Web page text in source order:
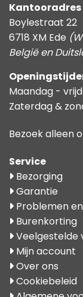
Kantooradres
Boylestraat 22
6718 XM Ede
België en
Maandag -
Zaterdag &
Bezoek alleen
Service
Bezorging
Garantie
Problemen
Burenkorting
Veelgestelde
Mijn account
Over ons
Cookiebeleid